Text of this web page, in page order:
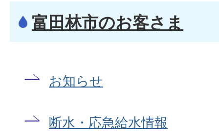
富田林市のお客さま
お知らせ
断水・応急給水情報